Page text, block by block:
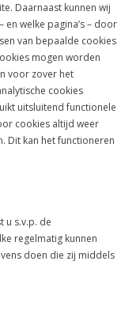
Daarnaast kunnen wij
en welke pagina’s – door
van bepaalde cookies
mogen worden
voor zover het
cookies
uitsluitend functionele
cookies altijd weer
Dit kan het functioneren
u s.v.p. de
regelmatig kunnen
doen die zij middels